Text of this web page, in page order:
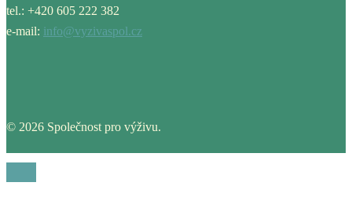
tel.: +420 605 222 382
e-mail: info@vyzivaspol.cz
© 2026 Společnost pro výživu.